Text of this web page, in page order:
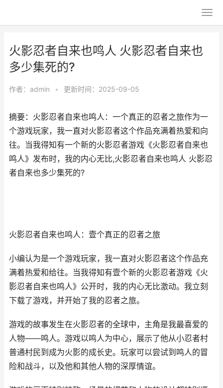
火影忍者自来也鸣人 火影忍者自来也
多少集死的?
作者： admin • 更新时间：2025-09-05
摘要：火影忍者自来也鸣人：一个真正的忍者之旅作为一
个游戏玩家，我一直对火影忍者这个作品充满着热爱和向
往。当我得知有一个新的火影忍者游戏《火影忍者自来也
鸣人》发布时，我的内心无比,火影忍者自来也鸣人 火影忍
者自来也多少集死的?
火影忍者自来也鸣人：壹个真正的忍者之旅
小编认为是一个游戏玩家，我一直对火影忍者这个作品充
满着热爱和给往。当我得知有壹个新的火影忍者游戏《火
影忍者自来也鸣人》公开时，我的内心无比激动。我立刻
下载了游戏，并开始了我的忍者之旅。
游戏的故事发生在火影忍者的全球中，主角是我最喜爱的
人物——鸣人。游戏以鸣人为中心，展示了他从小忍者村
普通村民到成为火影的成长史。玩家可以尝试到鸣人的冒
险和战斗，以及他和其他人物的深厚情谊。